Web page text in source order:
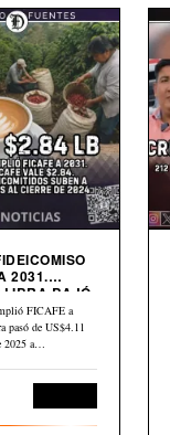
2031.
LIBRA BAJÓ
FICAFE a
pasó de US$4.11
2025 a…